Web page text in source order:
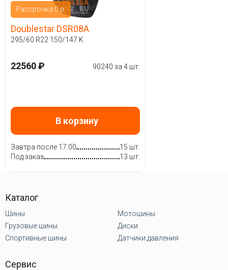
Рассрочка 0 р.
Doublestar DSR08A
295/60 R22 150/147 K
22560 ₽ 90240 за 4 шт.
В корзину
Завтра после 17:00
15 шт.
Под заказ
13 шт.
Каталог
Шины
Грузовые шины
Спортивные шины
Мотошины
Диски
Датчики давления
Сервис